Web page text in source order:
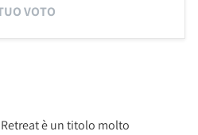
VOTO
è un titolo molto